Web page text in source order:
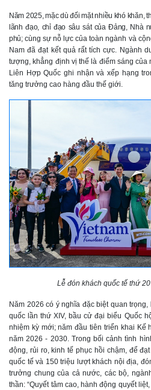
Năm 2025, mặc dù đối mặt nhiều khó khăn,
lãnh đạo, chỉ đạo sâu sát của Đảng, Nhà
phủ;cùng sự nỗ lực của toàn ngành và
Nam đã đạt kết quả rất tích cực. Ngành
tượng, khẳng định vị thế là điểm sáng
Liên Hợp Quốc ghi nhận và xếp hạng
tăng trưởng cao hàng đầu thế giới.
Lễ đón khách quốc tế thứ
Năm 2026 có ý nghĩa đặc biệt quan
quốc lần thứ XIV, bầu cử đại biểu Quốc
nhiệm kỳ mới; năm đầu tiên triển khai Kế
năm 2026 - 2030. Trong bối cảnh tình
động, rủi ro, kinh tế phục hồi chậm, để
quốc tế và 150 triệu lượt khách nội địa,
trưởng chung của cả nước, các bộ,
thần: “Quyết tâm cao, hành động quyết